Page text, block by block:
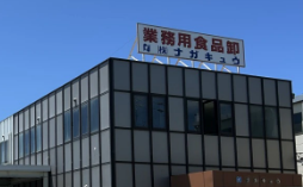
福岡エリア
長崎エリア
大分エリア